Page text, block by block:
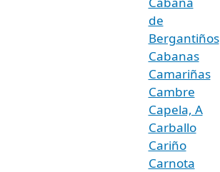
de
Bergantiños
Cabanas
Camariñas
Cambre
Capela, A
Carballo
Cariño
Carnota